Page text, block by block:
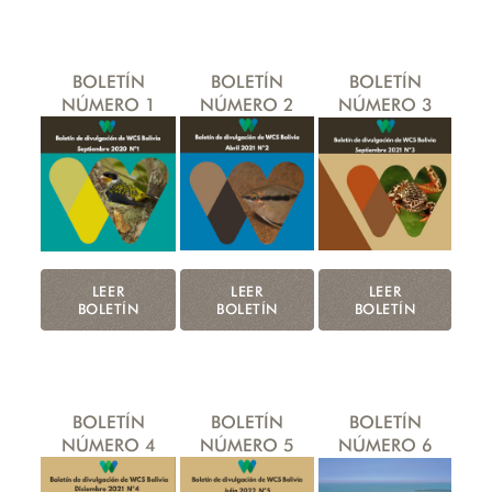
BOLETÍN
NÚMERO 1
BOLETÍN
NÚMERO 2
BOLETÍN
NÚMERO 3
LEER
BOLETÍN
LEER
BOLETÍN
LEER
BOLETÍN
BOLETÍN
NÚMERO 4
BOLETÍN
NÚMERO 5
BOLETÍN
NÚMERO 6